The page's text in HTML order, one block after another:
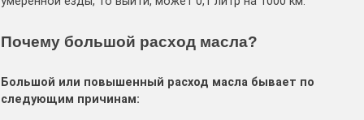
Почему большой расход масла?
Большой или повышенный расход масла бывает по
следующим причинам: